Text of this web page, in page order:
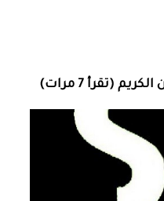
(تقرأ 7 مرات)